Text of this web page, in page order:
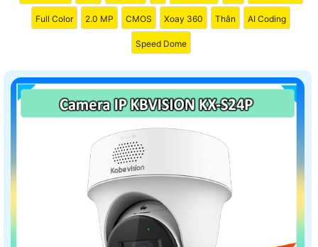
Thông tin về camera kbvision
sử dụng chip cmos và sony Starvis Công nghệ giám sát ban đêm tốt
khấu khá hấp dẫn so với nhiều thương hiệu khác. ngoài
camera chất lượng cao giá rẻ Hãng Kbvision còn cung
cấp các thiết bị An Ninh như chuôn cửa màn hình, báo
động chống trộm báo cháy chuyên nghiệp.
Full Color 2.0 MP CMOS Xoay 360 Thân AI Coding
Speed Dome